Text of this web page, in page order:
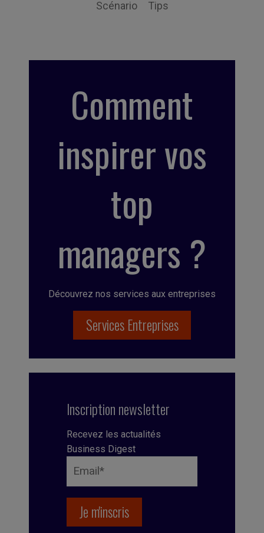
Scénario Tips
Comment
inspirer vos
top
managers ?
Découvrez nos services aux entreprises
Services Entreprises
Inscription newsletter
Recevez les actualités
Business Digest